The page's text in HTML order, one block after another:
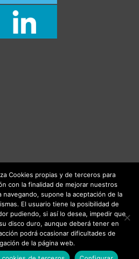
2021. Creaalma Design
Cookies propias y de terceros para
con la finalidad de mejorar nuestros
navegando, supone la aceptación de la
El usuario tiene la posibilidad de
pudiendo, si así lo desea, impedir que
disco duro, aunque deberá tener en
podrá ocasionar dificultades de
de la página web.